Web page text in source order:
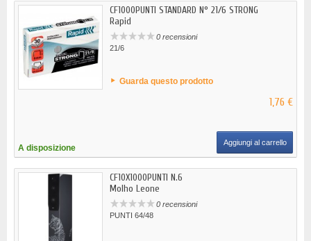
CF1000PUNTI STANDARD N° 21/6 STRONG
Rapid
0 recensioni
21/6
Guarda questo prodotto
1,76 €
A disposizione
Aggiungi al carrello
CF10X1000PUNTI N.6
Molho Leone
0 recensioni
PUNTI 64/48